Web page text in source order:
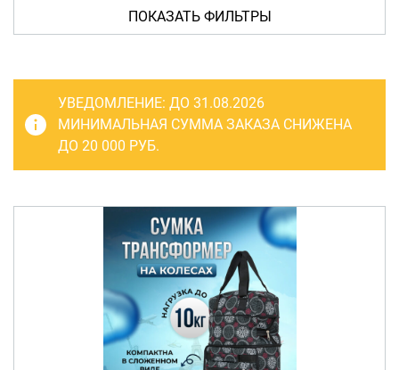
Сумки деловые
Сумки пляжные
Сумки для ноутбуков
Сумки-тележки хозяйственные
Сумки детские
Рюкзаки
Рюкзаки городские
Рюкзаки школьные
Рюкзаки подростковые
ТОВАРА
Багаж(1)
тележки на
колесах (1)
ПРОИЗВОДИТЕЛЬ
(1)
ЧИСЛО КОЛЕС
2 колеса(1)
ПОКАЗАТЬ ФИЛЬТРЫ
УВЕДОМЛЕНИЕ: ДО 31.08.2026
МИНИМАЛЬНАЯ СУММА ЗАКАЗА СНИЖЕНА
ДО 20 000 РУБ.